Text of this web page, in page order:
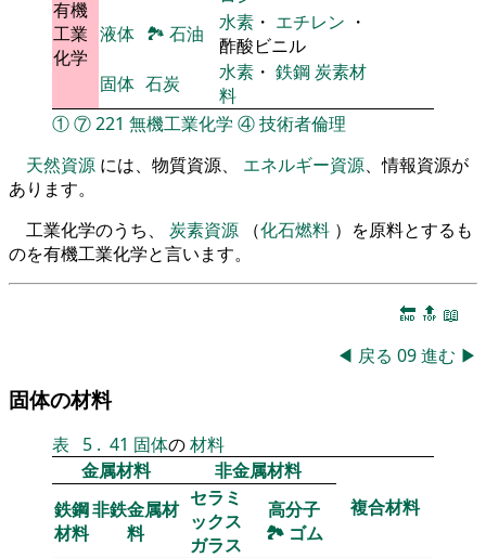
有機
工業
化学
液体 🏞 石油 水素 ・ エチレン ・
酢酸ビニル
固体 石炭 水素 ・ 鉄鋼炭素材
料
①⑦221 無機工業化学 ④技術者倫理
天然資源 には、物質資源、 エネルギー資源、情報資源が
あります。
工業化学のうち、 炭素資源 （化石燃料 ）を原料とするも
のを有機工業化学と言います。
🔚 🔝 📖
◀ 戻る 09進む ▶
固体の材料
表 5 . 41 固体の材料
金属材料
非金属材料
複合材料
鉄鋼
材料
非鉄金属材
料
セラミ
ックス
ガラス
高分子
🏞 ゴム